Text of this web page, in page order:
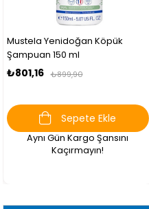
Mustela Yenidoğan Köpük
Şampuan 150 ml
₺801,16 ₺899,90
Sepete Ekle
Aynı Gün Kargo Şansını
Kaçırmayın!